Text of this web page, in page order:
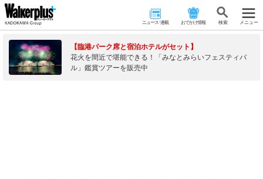
ニュース･連載 おでかけ情報 検 索 メニュー
【臨港パーク席と宿泊ホテルがセット】
花火を間近で堪能できる！「みなとみらいフェスティバ
ル」鑑賞ツアーを販売中